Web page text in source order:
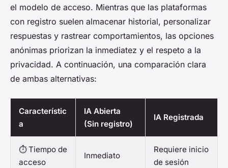
el modelo de acceso. Mientras que las plataformas
con registro suelen almacenar historial, personalizar
respuestas y rastrear comportamientos, las opciones
anónimas priorizan la inmediatez y el respeto a la
privacidad. A continuación, una comparación clara
de ambas alternativas:
Característic
a
IA Abierta
(Sin registro)
IA Registrada
⏱️ Tiempo de
acceso
Inmediato
Requiere inicio
de sesión